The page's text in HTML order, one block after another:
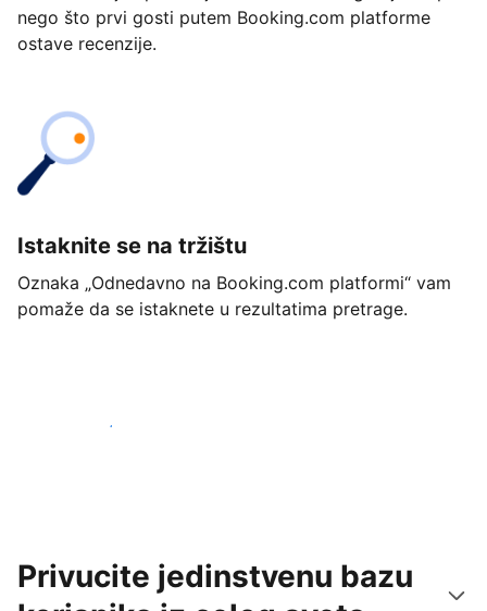
nego što prvi gosti putem Booking.com platforme
ostave recenzije.
Istaknite se na tržištu
Oznaka „Odnedavno na Booking.com platformi“ vam
pomaže da se istaknete u rezultatima pretrage.
Počnite već danas
Privucite jedinstvenu bazu